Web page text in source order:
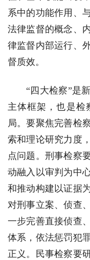
系中的功能作用、
法律监督的概念、
律监督内部运行、
督质效。
“四大检察”是
主体框架，也是检
局。要聚焦完善检
索和理论研究力度
点问题。刑事检察
动融入以审判为中
和推动构建以证据
对刑事立案、侦查
一步完善直接侦查
体系，依法惩罚犯
正义。民事检察要